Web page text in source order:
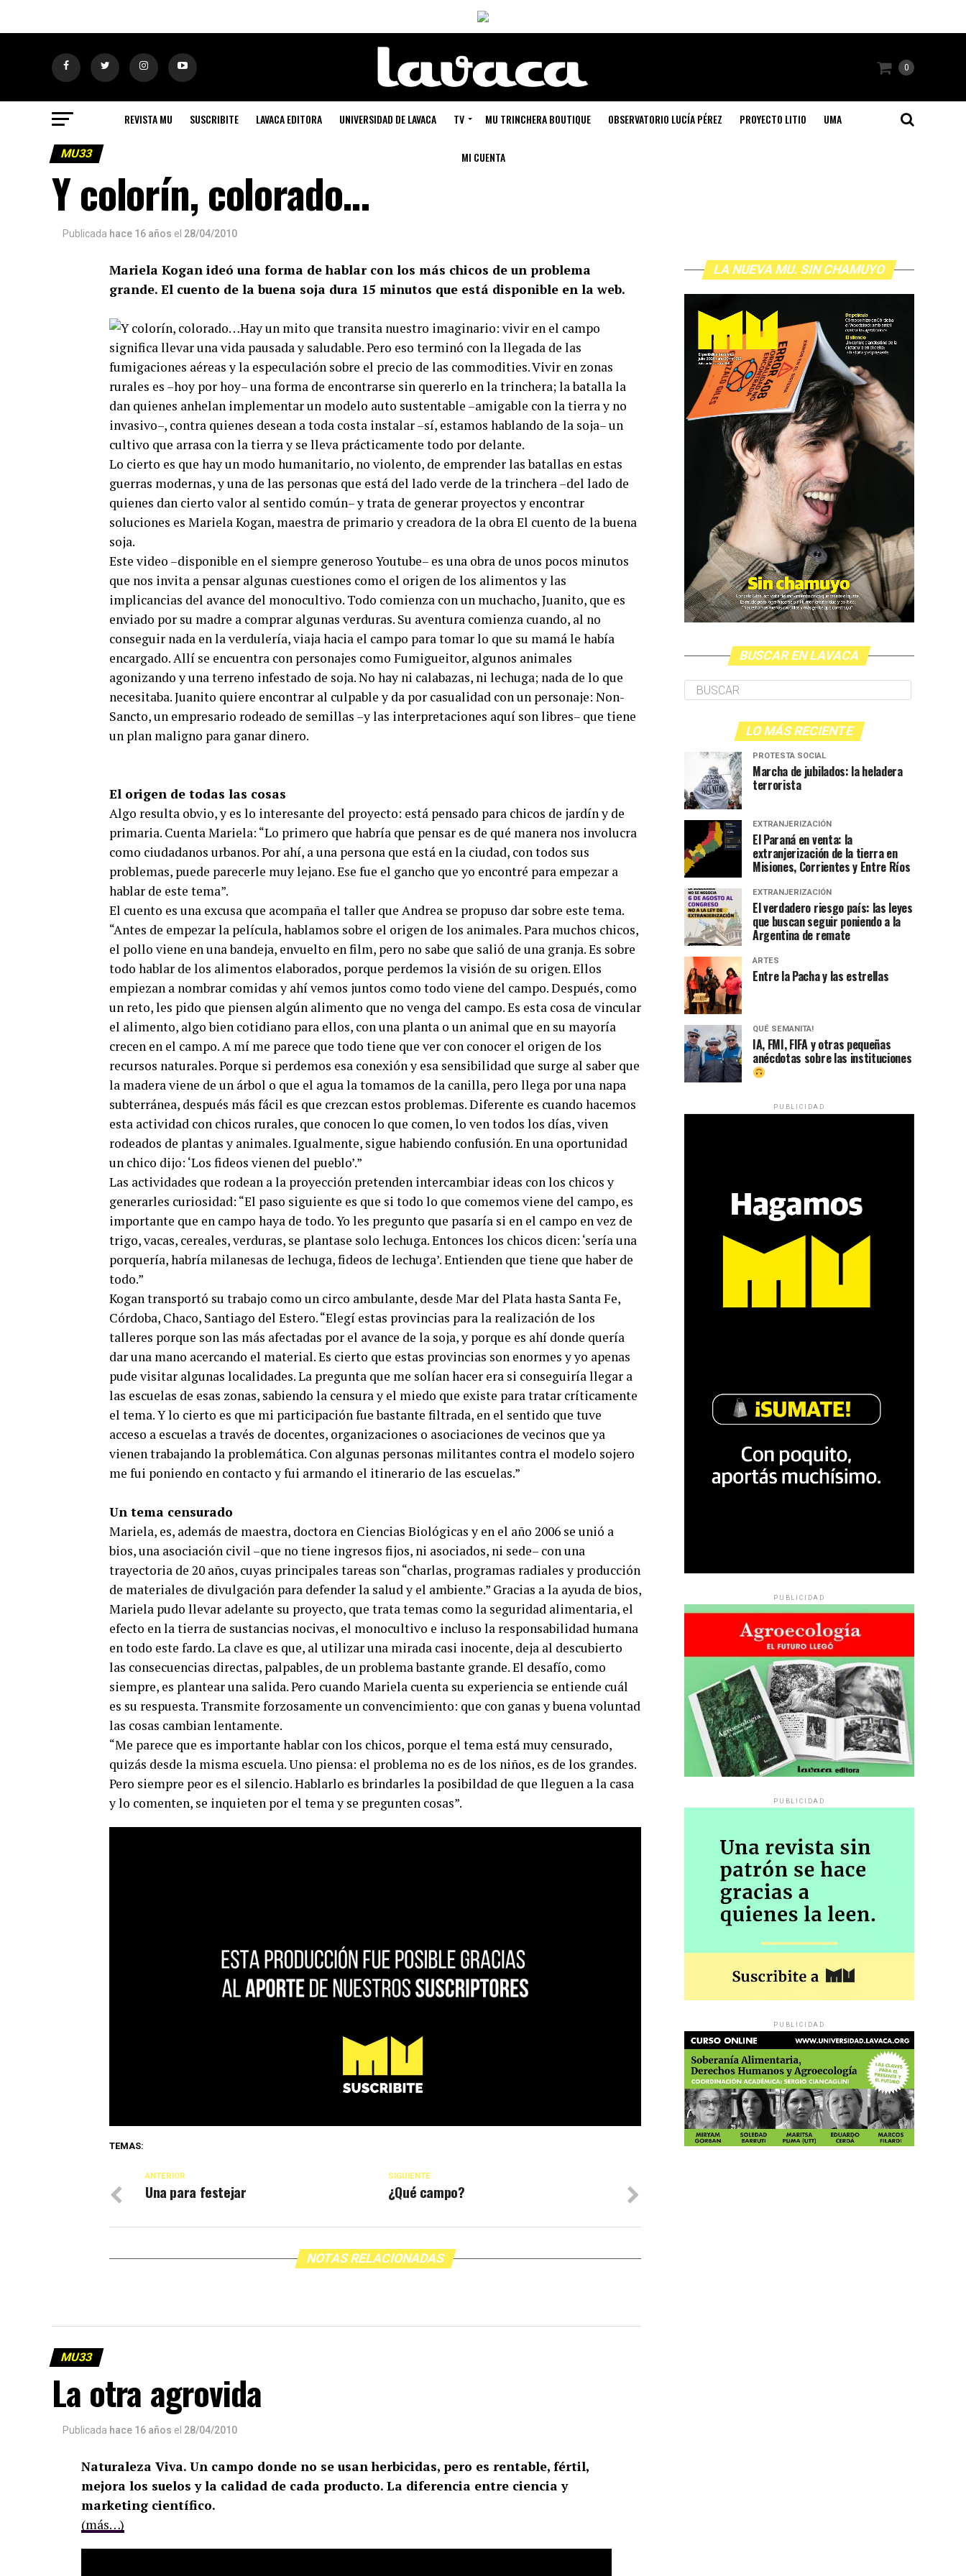
0
REVISTA MU SUSCRIBITE LAVACA EDITORA UNIVERSIDAD DE LAVACA TV MU TRINCHERA BOUTIQUE OBSERVATORIO LUCÍA PÉREZ PROYECTO LITIO UMA
MI CUENTA
MU33
Y colorín, colorado…
Publicada hace 16 años el 28/04/2010
Mariela Kogan ideó una forma de hablar con los más chicos de un problema
grande. El cuento de la buena soja dura 15 minutos que está disponible en la web.
Hay un mito que transita nuestro imaginario: vivir en el campo
significa llevar una vida pausada y saludable. Pero eso terminó con la llegada de las
fumigaciones aéreas y la especulación sobre el precio de las commodities. Vivir en zonas
rurales es –hoy por hoy– una forma de encontrarse sin quererlo en la trinchera; la batalla la
dan quienes anhelan implementar un modelo auto sustentable –amigable con la tierra y no
invasivo–, contra quienes desean a toda costa instalar –sí, estamos hablando de la soja– un
cultivo que arrasa con la tierra y se lleva prácticamente todo por delante.
Lo cierto es que hay un modo humanitario, no violento, de emprender las batallas en estas
guerras modernas, y una de las personas que está del lado verde de la trinchera –del lado de
quienes dan cierto valor al sentido común– y trata de generar proyectos y encontrar
soluciones es Mariela Kogan, maestra de primario y creadora de la obra El cuento de la buena
soja.
Este video –disponible en el siempre generoso Youtube– es una obra de unos pocos minutos
que nos invita a pensar algunas cuestiones como el origen de los alimentos y las
implicancias del avance del monocultivo. Todo comienza con un muchacho, Juanito, que es
enviado por su madre a comprar algunas verduras. Su aventura comienza cuando, al no
conseguir nada en la verdulería, viaja hacia el campo para tomar lo que su mamá le había
encargado. Allí se encuentra con personajes como Fumigueitor, algunos animales
agonizando y una terreno infestado de soja. No hay ni calabazas, ni lechuga; nada de lo que
necesitaba. Juanito quiere encontrar al culpable y da por casualidad con un personaje: Non-
Sancto, un empresario rodeado de semillas –y las interpretaciones aquí son libres– que tiene
un plan maligno para ganar dinero.
El origen de todas las cosas
Algo resulta obvio, y es lo interesante del proyecto: está pensado para chicos de jardín y de
primaria. Cuenta Mariela: “Lo primero que habría que pensar es de qué manera nos involucra
como ciudadanos urbanos. Por ahí, a una persona que está en la ciudad, con todos sus
problemas, puede parecerle muy lejano. Ese fue el gancho que yo encontré para empezar a
hablar de este tema”.
El cuento es una excusa que acompaña el taller que Andrea se propuso dar sobre este tema.
“Antes de empezar la película, hablamos sobre el origen de los animales. Para muchos chicos,
el pollo viene en una bandeja, envuelto en film, pero no sabe que salió de una granja. Es sobre
todo hablar de los alimentos elaborados, porque perdemos la visión de su origen. Ellos
empiezan a nombrar comidas y ahí vemos juntos como todo viene del campo. Después, como
un reto, les pido que piensen algún alimento que no venga del campo. Es esta cosa de vincular
el alimento, algo bien cotidiano para ellos, con una planta o un animal que en su mayoría
crecen en el campo. A mí me parece que todo tiene que ver con conocer el origen de los
recursos naturales. Porque si perdemos esa conexión y esa sensibilidad que surge al saber que
la madera viene de un árbol o que el agua la tomamos de la canilla, pero llega por una napa
subterránea, después más fácil es que crezcan estos problemas. Diferente es cuando hacemos
esta actividad con chicos rurales, que conocen lo que comen, lo ven todos los días, viven
rodeados de plantas y animales. Igualmente, sigue habiendo confusión. En una oportunidad
un chico dijo: ‘Los fideos vienen del pueblo’.”
Las actividades que rodean a la proyección pretenden intercambiar ideas con los chicos y
generarles curiosidad: “El paso siguiente es que si todo lo que comemos viene del campo, es
importante que en campo haya de todo. Yo les pregunto que pasaría si en el campo en vez de
trigo, vacas, cereales, verduras, se plantase solo lechuga. Entonces los chicos dicen: ‘sería una
porquería, habría milanesas de lechuga, fideos de lechuga’. Entienden que tiene que haber de
todo.”
Kogan transportó su trabajo como un circo ambulante, desde Mar del Plata hasta Santa Fe,
Córdoba, Chaco, Santiago del Estero. “Elegí estas provincias para la realización de los
talleres porque son las más afectadas por el avance de la soja, y porque es ahí donde quería
dar una mano acercando el material. Es cierto que estas provincias son enormes y yo apenas
pude visitar algunas localidades. La pregunta que me solían hacer era si conseguiría llegar a
las escuelas de esas zonas, sabiendo la censura y el miedo que existe para tratar críticamente
el tema. Y lo cierto es que mi participación fue bastante filtrada, en el sentido que tuve
acceso a escuelas a través de docentes, organizaciones o asociaciones de vecinos que ya
vienen trabajando la problemática. Con algunas personas militantes contra el modelo sojero
me fui poniendo en contacto y fui armando el itinerario de las escuelas.”
Un tema censurado
Mariela, es, además de maestra, doctora en Ciencias Biológicas y en el año 2006 se unió a
bios, una asociación civil –que no tiene ingresos fijos, ni asociados, ni sede– con una
trayectoria de 20 años, cuyas principales tareas son “charlas, programas radiales y producción
de materiales de divulgación para defender la salud y el ambiente.” Gracias a la ayuda de bios,
Mariela pudo llevar adelante su proyecto, que trata temas como la seguridad alimentaria, el
efecto en la tierra de sustancias nocivas, el monocultivo e incluso la responsabilidad humana
en todo este fardo. La clave es que, al utilizar una mirada casi inocente, deja al descubierto
las consecuencias directas, palpables, de un problema bastante grande. El desafío, como
siempre, es plantear una salida. Pero cuando Mariela cuenta su experiencia se entiende cuál
es su respuesta. Transmite forzosamente un convencimiento: que con ganas y buena voluntad
las cosas cambian lentamente.
“Me parece que es importante hablar con los chicos, porque el tema está muy censurado,
quizás desde la misma escuela. Uno piensa: el problema no es de los niños, es de los grandes.
Pero siempre peor es el silencio. Hablarlo es brindarles la posibildad de que lleguen a la casa
y lo comenten, se inquieten por el tema y se pregunten cosas”.
TEMAS:
SIGUIENTE
¿Qué campo?
ANTERIOR
Una para festejar
NOTAS RELACIONADAS
MU33
La otra agrovida
Publicada hace 16 años el 28/04/2010
Naturaleza Viva. Un campo donde no se usan herbicidas, pero es rentable, fértil,
mejora los suelos y la calidad de cada producto. La diferencia entre ciencia y
marketing científico.
(más…)
LA NUEVA MU. SIN CHAMUYO
BUSCAR EN LAVACA
LO MÁS RECIENTE
PROTESTA SOCIAL
Marcha de jubilados: la heladera
terrorista
EXTRANJERIZACIÓN
El Paraná en venta: la
extranjerización de la tierra en
Misiones, Corrientes y Entre Ríos
EXTRANJERIZACIÓN
El verdadero riesgo país: las leyes
que buscan seguir poniendo a la
Argentina de remate
ARTES
Entre la Pacha y las estrellas
QUÉ SEMANITA!
IA, FMI, FIFA y otras pequeñas
anécdotas sobre las instituciones
PUBLICIDAD
PUBLICIDAD
PUBLICIDAD
PUBLICIDAD